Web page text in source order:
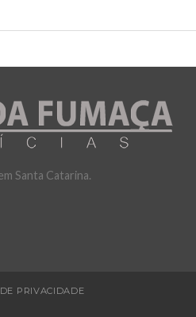
Santa Catarina.
PRIVACIDADE